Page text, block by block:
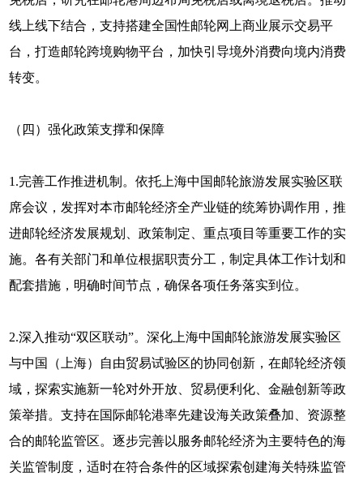
线上线下结合，支持搭建全国性邮轮网上商业展示交易平
台，打造邮轮跨境购物平台，加快引导境外消费向境内消费
转变。
（四）强化政策支撑和保障
1.完善工作推进机制。依托上海中国邮轮旅游发展实验区联
席会议，发挥对本市邮轮经济全产业链的统筹协调作用，推
进邮轮经济发展规划、政策制定、重点项目等重要工作的实
施。各有关部门和单位根据职责分工，制定具体工作计划和
配套措施，明确时间节点，确保各项任务落实到位。
2.深入推动“双区联动”。深化上海中国邮轮旅游发展实验区
与中国（上海）自由贸易试验区的协同创新，在邮轮经济领
域，探索实施新一轮对外开放、贸易便利化、金融创新等政
策举措。支持在国际邮轮港率先建设海关政策叠加、资源整
合的邮轮监管区。逐步完善以服务邮轮经济为主要特色的海
关监管制度，适时在符合条件的区域探索创建海关特殊监管